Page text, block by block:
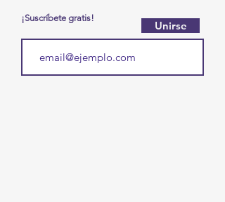
¡Suscríbete gratis!
Unirse